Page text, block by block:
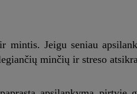
Jeigu seniau
minčių ir streso